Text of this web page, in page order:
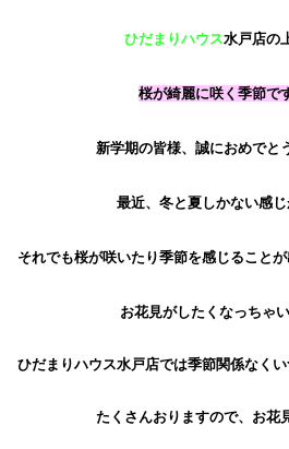
ひだまりハウス水戸店の
桜が綺麗に咲く季節で
新学期の皆様、誠におめでと
最近、冬と夏しかない感
それでも桜が咲いたり季節を感じること
お花見がしたくなっちゃ
ひだまりハウス水戸店では季節関係なく
たくさんおりますので、お花